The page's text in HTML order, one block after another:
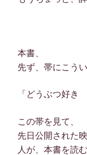
本書、
先ず、帯にこう
「どうぶつ好き
この帯を見て、
先日公開された
人が、本書を読む